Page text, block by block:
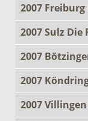
2007
2007 Sulz Die
2007
2007
2007